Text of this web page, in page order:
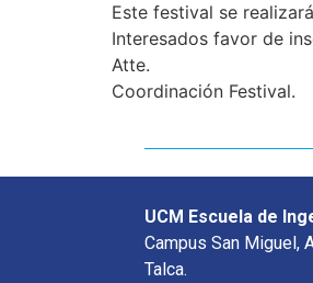
Este festival se
Interesados favor de
Atte.
Coordinación Festival.
UCM Escuela de
Campus San Miguel,
Talca.